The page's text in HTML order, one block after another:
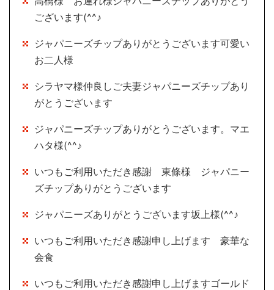
ございます(^^♪
ジャパニーズチップありがとうございます可愛い
お二人様
シラヤマ様仲良しご夫妻ジャパニーズチップあり
がとうございます
ジャパニーズチップありがとうございます。マエ
ハタ様(^^♪
いつもご利用いただき感謝 東條様 ジャパニー
ズチップありがとうございます
ジャパニーズありがとうございます坂上様(^^♪
いつもご利用いただき感謝申し上げます 豪華な
会食
いつもご利用いただき感謝申し上げますゴールド